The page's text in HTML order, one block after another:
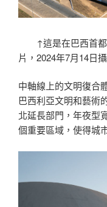
↑這是在巴西首都
片，2024年7月14日攝
中軸線上的文明復合
巴西利亞文明和藝術
北延長部門，年夜型
個重要區域，使得城